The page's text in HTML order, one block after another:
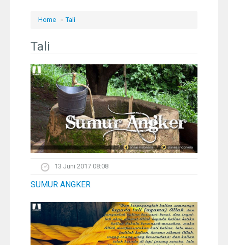
Pelangi
Galeri Foto
Ustadz
Download
Peta Lokasi
Home » Tali
Tali
13 Juni 2017 08:08
SUMUR ANGKER